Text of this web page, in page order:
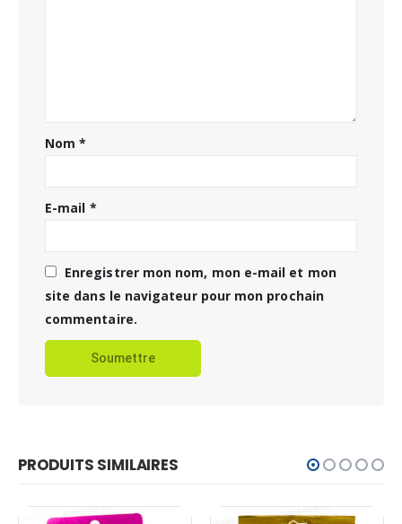
Nom*
E-mail *
Enregistrer mon nom, mon e-mail et mon
site dans le navigateur pour mon prochain
commentaire.
PRODUITS SIMILAIRES